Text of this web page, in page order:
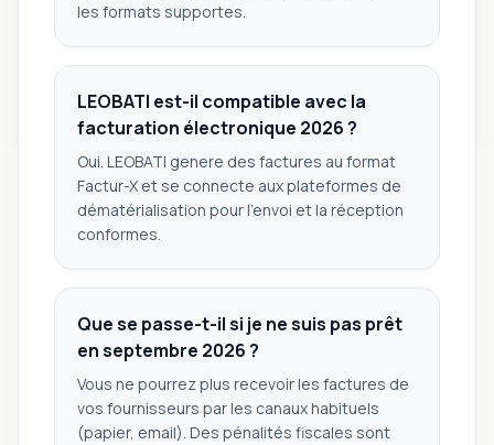
les formats supportes.
LEOBATI est-il compatible avec la
facturation électronique 2026 ?
Oui. LEOBATI genere des factures au format
Factur-X et se connecte aux plateformes de
dématérialisation pour l'envoi et la réception
conformes.
Que se passe-t-il si je ne suis pas prêt
en septembre 2026 ?
Vous ne pourrez plus recevoir les factures de
vos fournisseurs par les canaux habituels
(papier, email). Des pénalités fiscales sont